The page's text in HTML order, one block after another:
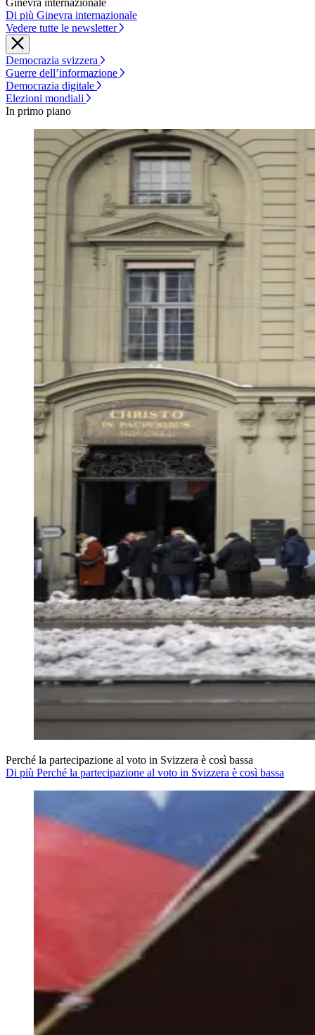
Ginevra internazionale
Di più Ginevra internazionale
Vedere tutte le newsletter
Democrazia svizzera
Guerre dell’informazione
Democrazia digitale
Elezioni mondiali
In primo piano
Perché la partecipazione al voto in Svizzera è così bassa
Di più Perché la partecipazione al voto in Svizzera è così bassa